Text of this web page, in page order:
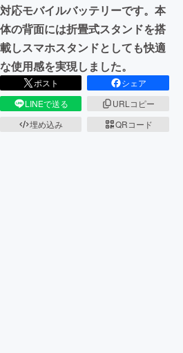
対応モバイルバッテリーです。本
体の背面には折畳式スタンドを搭
載しスマホスタンドとしても快適
な使用感を実現しました。
ポスト
シェア
LINEで送る
URLコピー
埋め込み
QRコード